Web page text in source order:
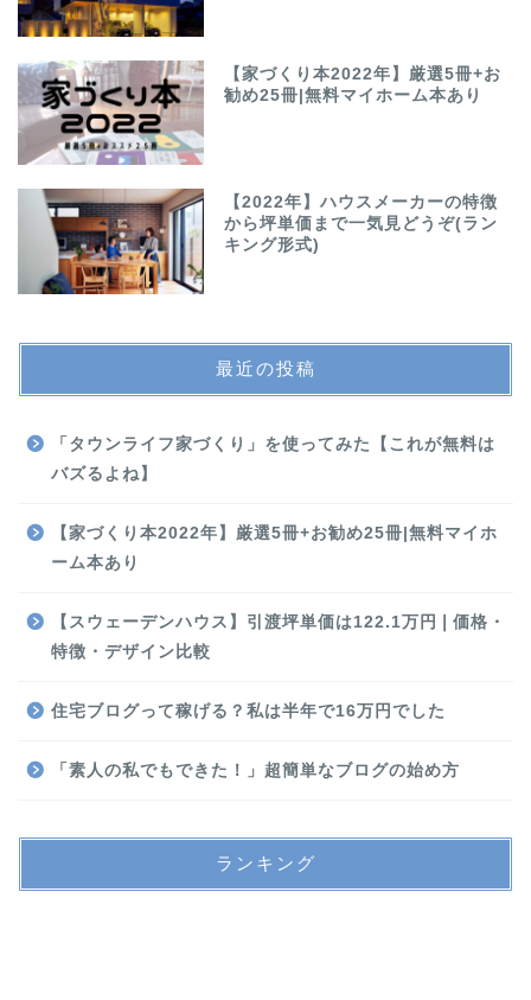
【家づくり本2022年】厳選5冊+お
勧め25冊|無料マイホーム本あり
【2022年】ハウスメーカーの特徴
から坪単価まで一気見どうぞ(ラン
キング形式)
最近の投稿
「タウンライフ家づくり」を使ってみた【これが無料は
バズるよね】
【家づくり本2022年】厳選5冊+お勧め25冊|無料マイホ
ーム本あり
【スウェーデンハウス】引渡坪単価は122.1万円❘価格・
特徴・デザイン比較
住宅ブログって稼げる？私は半年で16万円でした
「素人の私でもできた！」超簡単なブログの始め方
ランキング